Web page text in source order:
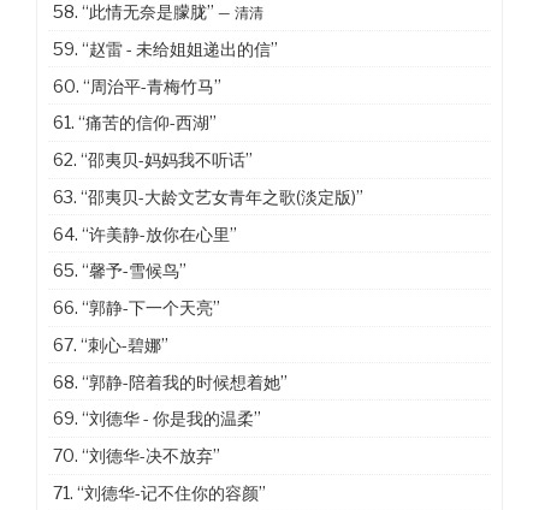
58.“此情无奈是朦胧”— 清清
59.“赵雷 - 未给姐姐递出的信”
60.“周治平-青梅竹马”
61.“痛苦的信仰-西湖”
62.“邵夷贝-妈妈我不听话”
63.“邵夷贝-大龄文艺女青年之歌(淡定版)”
64.“许美静-放你在心里”
65.“馨予-雪候鸟”
66.“郭静-下一个天亮”
67.“刺心-碧娜”
68.“郭静-陪着我的时候想着她”
69.“刘德华 - 你是我的温柔”
70.“刘德华-决不放弃”
71.“刘德华-记不住你的容颜”